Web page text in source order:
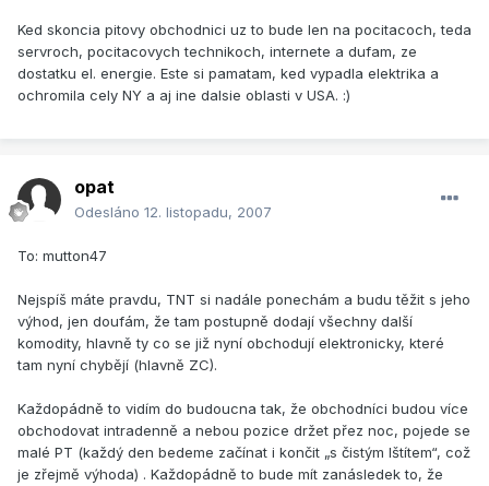
Ked skoncia pitovy obchodnici uz to bude len na pocitacoch, teda
servroch, pocitacovych technikoch, internete a dufam, ze
dostatku el. energie. Este si pamatam, ked vypadla elektrika a
ochromila cely NY a aj ine dalsie oblasti v USA. :)
opat
Odesláno 12. listopadu, 2007
To: mutton47
Nejspíš máte pravdu, TNT si nadále ponechám a budu těžit s jeho
výhod, jen doufám, že tam postupně dodají všechny další
komodity, hlavně ty co se již nyní obchodují elektronicky, které
tam nyní chybějí (hlavně ZC).
Každopádně to vidím do budoucna tak, že obchodníci budou více
obchodovat intradenně a nebou pozice držet přez noc, pojede se
malé PT (každý den bedeme začínat i končit „s čistým lštítem“, což
je zřejmě výhoda) . Každopádně to bude mít zanásledek to, že